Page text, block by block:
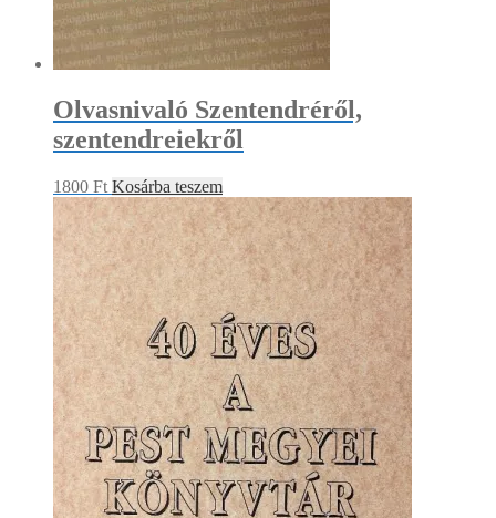
Olvasnivaló Szentendréről,
szentendreiekről
1800 Ft Kosárba teszem